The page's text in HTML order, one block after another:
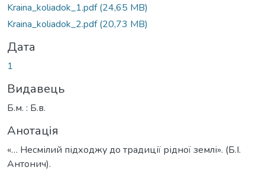
Kraina_koliadok_1.pdf(24,65 MB)
Kraina_koliadok_2.pdf(20,73 MB)
Дата
1
Видавець
Б.м. : Б.в.
Анотація
«… Несмілий підходжу до традиції рідної землі». (Б.І.
Антонич).